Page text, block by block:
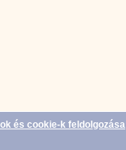
és cookie-k feldolgozása